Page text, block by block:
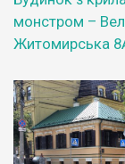
монстром –
Житомирська